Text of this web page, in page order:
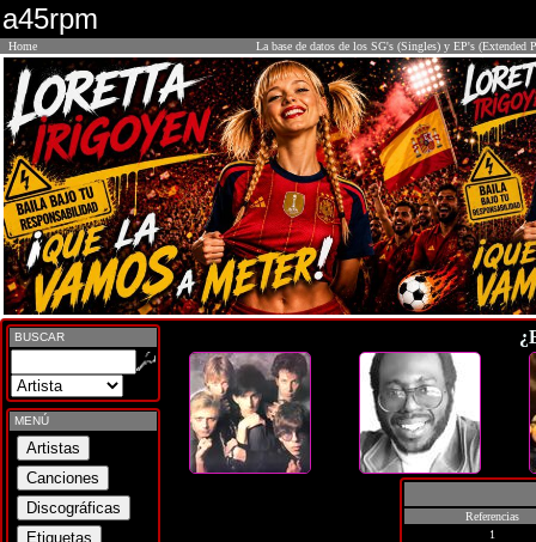
a45rpm
Home La base de datos de los SG's (Singles) y EP's (Extended
BUSCAR
MENÚ
Referencias
1